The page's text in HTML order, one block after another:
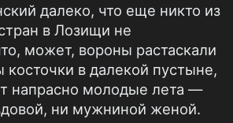
далеко, что еще никто из
в Лозищи не
может, вороны растаскали
в далекой пустыне,
напрасно молодые лета —
ни мужниной женой.